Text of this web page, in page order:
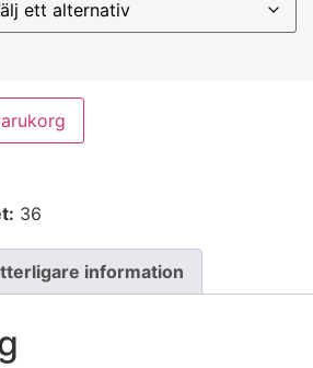
36
information